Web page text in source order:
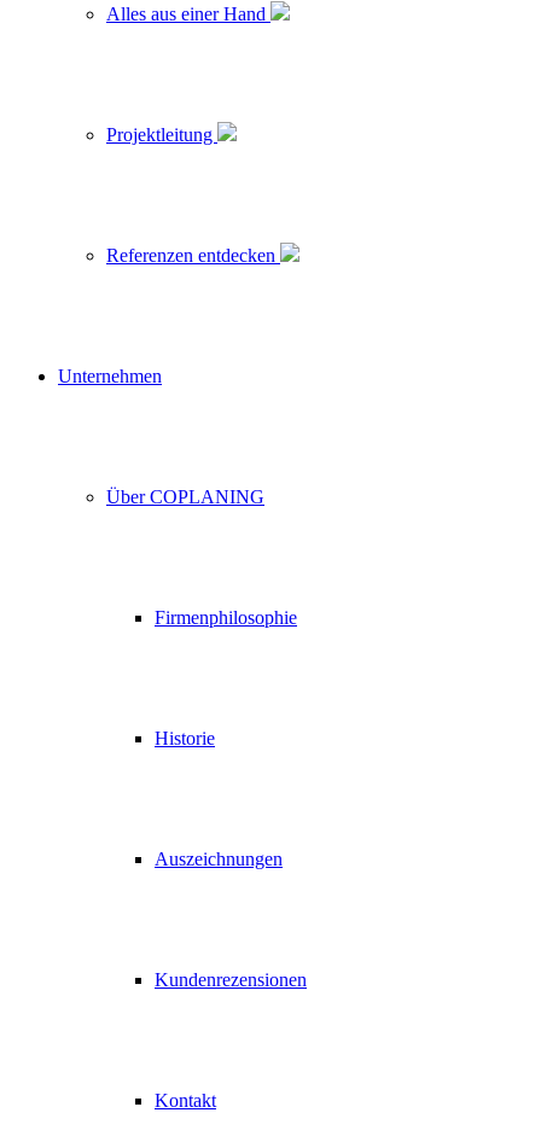
Alles aus einer Hand
Projektleitung
Referenzen entdecken
Unternehmen
Über COPLANING
Firmenphilosophie
Historie
Auszeichnungen
Kundenrezensionen
Kontakt